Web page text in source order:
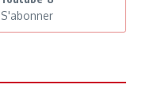
S'abonner